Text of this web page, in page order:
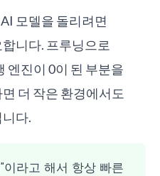
모델을 돌리려면
니다. 프루닝으로
엔진이 0이 된 부분을
더 작은 환경에서도
다.
이라고 해서 항상 빠른